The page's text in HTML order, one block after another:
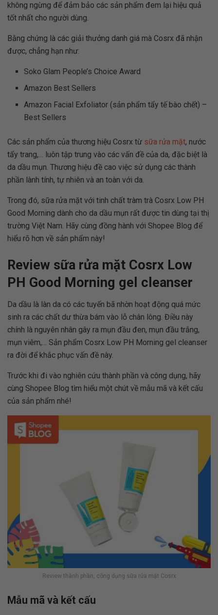
không ngừng để đảm bảo các sản phẩm đem lại hiệu quả
tốt nhất cho người dùng.
Bằng chứng là các giải thưởng danh giá mà Cosrx đã nhận
được, chẳng hạn như:
Soko Glam People’s Choice Award
Amazon Best Sellers
Amazon Facial Exfoliator (sản phẩm tẩy tế bào chết) –
Best Sellers
Các sản phẩm của thương hiệu Cosrx từ sữa rửa mặt, nước
tẩy trang,… luôn tập trung vào các vấn đề của da, đặc biệt là
da dầu mụn. Thương hiệu đề cao việc sử dụng các thành
phần lành tính, tự nhiên và an toàn với da.
Trong đó, sữa rửa mặt với tinh chất tràm trà Cosrx Low PH
Good Morning dành cho da dầu mụn rất được tin dùng tại thị
trường Việt Nam. Hãy cùng đồng hành với Shopee Blog để
hiểu rõ hơn về sản phẩm này!
Review sữa rửa mặt Cosrx Low
PH Good Morning gel cleanser
Da dầu là làn da có các tuyến bã nhờn hoạt động quá mức
sinh ra các chất dư thừa bám vào lỗ chân lông. Điều này
chính là nguyên nhân gây ra mụn đầu đen, mụn đầu trắng,
mụn viêm,… Sản phẩm Cosrx Low PH Morning gel cleanser
ra đời để khắc phục vấn đề này.
Trước khi đi vào nghiên cứu thành phần và công dụng, hãy
cùng Shopee Blog tìm hiểu một chút về mẫu mã và kết cấu
của sản phẩm nhé!
Review thành phần, công dụng sữa rửa mặt Cosrx
Mẫu mã và kết cấu